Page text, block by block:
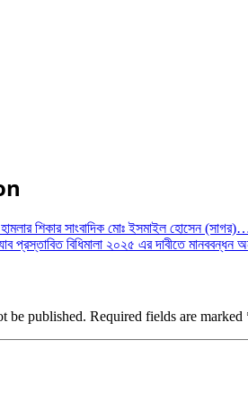
শিকার সাংবাদিক মোঃ ইসমাইল হোসেন
প্রস্তাবিত বিধিমালা ২০২৫ এর দাবীতে মানববন্ধন
be published. Required fields are marked